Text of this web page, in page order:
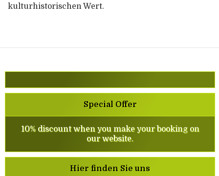
kulturhistorischen Wert.
Special Offer
10% discount when you make your booking on
our website.
Hier finden Sie uns